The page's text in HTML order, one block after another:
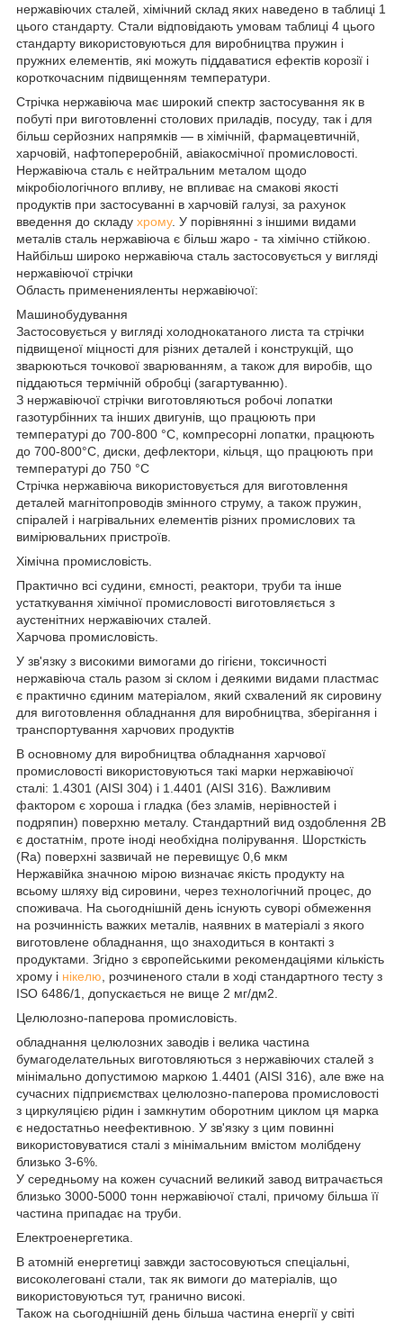
нержавіючих сталей, хімічний склад яких наведено в таблиці 1
цього стандарту. Стали відповідають умовам таблиці 4 цього
стандарту використовуються для виробництва пружин і
пружних елементів, які можуть піддаватися ефектів корозії і
короткочасним підвищенням температури.
Стрічка нержавіюча має широкий спектр застосування як в
побуті при виготовленні столових приладів, посуду, так і для
більш серйозних напрямків — в хімічній, фармацевтичній,
харчовій, нафтопереробній, авіакосмічної промисловості.
Нержавіюча сталь є нейтральним металом щодо
мікробіологічного впливу, не впливає на смакові якості
продуктів при застосуванні в харчовій галузі, за рахунок
введення до складу хрому. У порівнянні з іншими видами
металів сталь нержавіюча є більш жаро - та хімічно стійкою.
Найбільш широко нержавіюча сталь застосовується у вигляді
нержавіючої стрічки
Область примененияленты нержавіючої:
Машинобудування
Застосовується у вигляді холоднокатаного листа та стрічки
підвищеної міцності для різних деталей і конструкцій, що
зварюються точкової зварюванням, а також для виробів, що
піддаються термічній обробці (загартуванню).
З нержавіючої стрічки виготовляються робочі лопатки
газотурбінних та інших двигунів, що працюють при
температурі до 700-800 °С, компресорні лопатки, працюють
до 700-800°С, диски, дефлектори, кільця, що працюють при
температурі до 750 °С
Стрічка нержавіюча використовується для виготовлення
деталей магнітопроводів змінного струму, а також пружин,
спіралей і нагрівальних елементів різних промислових та
вимірювальних пристроїв.
Хімічна промисловість.
Практично всі судини, ємності, реактори, труби та інше
устаткування хімічної промисловості виготовляється з
аустенітних нержавіючих сталей.
Харчова промисловість.
У зв'язку з високими вимогами до гігієни, токсичності
нержавіюча сталь разом зі склом і деякими видами пластмас
є практично єдиним матеріалом, який схвалений як сировину
для виготовлення обладнання для виробництва, зберігання і
транспортування харчових продуктів
В основному для виробництва обладнання харчової
промисловості використовуються такі марки нержавіючої
сталі: 1.4301 (AISI 304) і 1.4401 (AISI 316). Важливим
фактором є хороша і гладка (без зламів, нерівностей і
подряпин) поверхню металу. Стандартний вид оздоблення 2B
є достатнім, проте іноді необхідна полірування. Шорсткість
(Ra) поверхні зазвичай не перевищує 0,6 мкм
Нержавійка значною мірою визначає якість продукту на
всьому шляху від сировини, через технологічний процес, до
споживача. На сьогоднішній день існують суворі обмеження
на розчинність важких металів, наявних в матеріалі з якого
виготовлене обладнання, що знаходиться в контакті з
продуктами. Згідно з європейськими рекомендаціями кількість
хрому і нікелю , розчиненого стали в ході стандартного тесту з
ISO 6486/1, допускається не вище 2 мг/дм2.
Целюлозно-паперова промисловість.
обладнання целюлозних заводів і велика частина
бумагоделательных виготовляються з нержавіючих сталей з
мінімально допустимою маркою 1.4401 (AISI 316), але вже на
сучасних підприємствах целюлозно-паперова промисловості
з циркуляцією рідин і замкнутим оборотним циклом ця марка
є недостатньо неефективною. У зв'язку з цим повинні
використовуватися сталі з мінімальним вмістом молібдену
близько 3-6%.
У середньому на кожен сучасний великий завод витрачається
близько 3000-5000 тонн нержавіючої сталі, причому більша її
частина припадає на труби.
Електроенергетика.
В атомній енергетиці завжди застосовуються спеціальні,
високолеговані стали, так як вимоги до матеріалів, що
використовуються тут, гранично високі.
Також на сьогоднішній день більша частина енергії у світі